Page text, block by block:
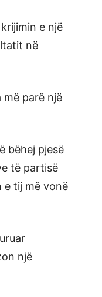
e një
në
parë një
bëhej pjesë
të partisë
e tij më vonë
një